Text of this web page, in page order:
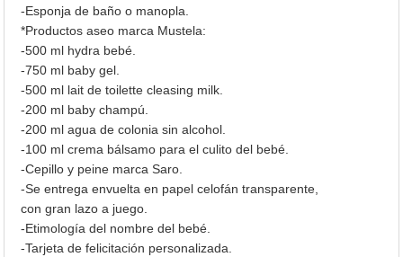
-Esponja de baño o manopla.
*Productos aseo marca Mustela:
-500 ml hydra bebé.
-750 ml baby gel.
-500 ml lait de toilette cleasing milk.
-200 ml baby champú.
-200 ml agua de colonia sin alcohol.
-100 ml crema bálsamo para el culito del bebé.
-Cepillo y peine marca Saro.
-Se entrega envuelta en papel celofán transparente,
con gran lazo a juego.
-Etimología del nombre del bebé.
-Tarjeta de felicitación personalizada.